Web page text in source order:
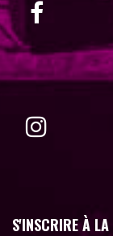
S'INSCRIRE À LA